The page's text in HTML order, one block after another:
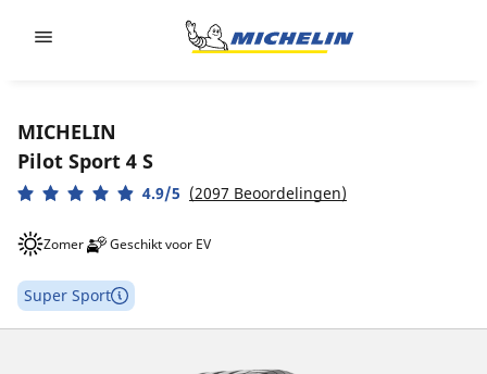
MICHELIN
Pilot Sport 4 S
4.9/5 (2097 Beoordelingen)
Zomer Geschikt voor EV
Super Sport